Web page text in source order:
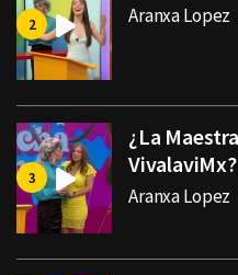
Aranxa Lopez
¿La
VivalaviMx?
Aranxa Lopez